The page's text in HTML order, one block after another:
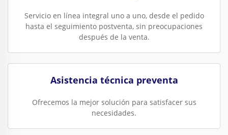
Servicio en línea integral uno a uno, desde el pedido
hasta el seguimiento postventa, sin preocupaciones
después de la venta.
Asistencia técnica preventa
Ofrecemos la mejor solución para satisfacer sus
necesidades.